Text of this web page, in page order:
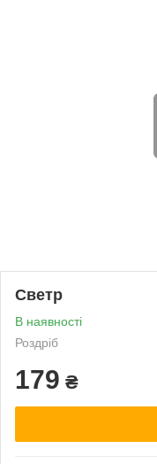
Светр
В наявності
Роздріб
179 ₴